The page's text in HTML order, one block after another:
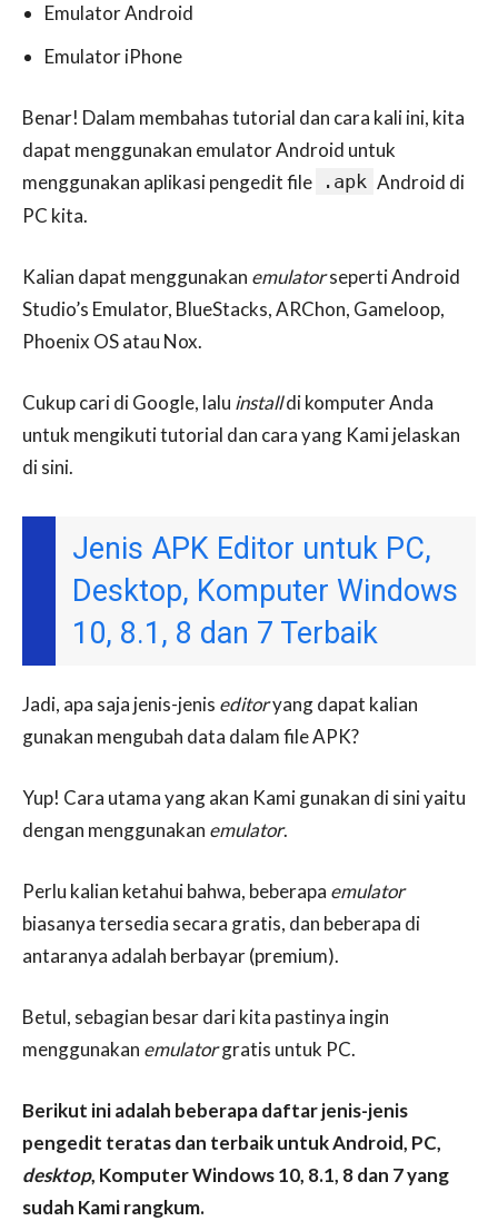
Emulator Android
Emulator iPhone
Benar! Dalam membahas tutorial dan cara kali ini, kita
dapat menggunakan emulator Android untuk
menggunakan aplikasi pengedit file
.apk Android di
PC kita.
Kalian dapat menggunakan emulatorseperti Android
Studio’s Emulator, BlueStacks, ARChon, Gameloop,
Phoenix OS atau Nox.
Cukup cari di Google, lalu installdi komputer Anda
untuk mengikuti tutorial dan cara yang Kami jelaskan
di sini.
Jenis APK Editor untuk PC,
Desktop, Komputer Windows
10, 8.1, 8 dan 7 Terbaik
Jadi, apa saja jenis-jenis editoryang dapat kalian
gunakan mengubah data dalam file APK?
Yup! Cara utama yang akan Kami gunakan di sini yaitu
dengan menggunakan emulator.
Perlu kalian ketahui bahwa, beberapa emulator
biasanya tersedia secara gratis, dan beberapa di
antaranya adalah berbayar (premium).
Betul, sebagian besar dari kita pastinya ingin
menggunakan emulatorgratis untuk PC.
Berikut ini adalah beberapa daftar jenis-jenis
pengedit teratas dan terbaik untuk Android, PC,
desktop, Komputer Windows 10, 8.1, 8 dan 7 yang
sudah Kami rangkum.